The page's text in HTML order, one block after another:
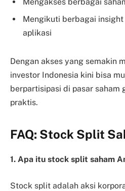
Mengikuti berbagai
aplikasi
Dengan akses yang semakin
investor Indonesia kini bisa
berpartisipasi di pasar saham
praktis.
FAQ: Stock Split
1. Apa itu stock split saham
Stock split adalah aksi